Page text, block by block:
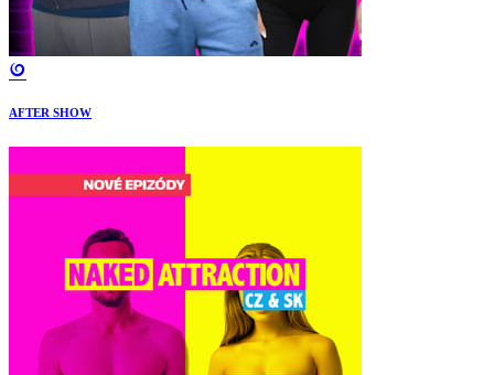
AFTER SHOW